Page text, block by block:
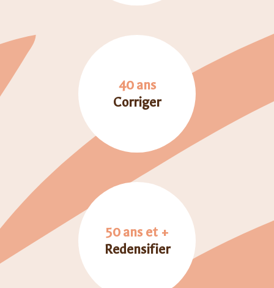
40 ans
Corriger
50 ans et +
Redensifier